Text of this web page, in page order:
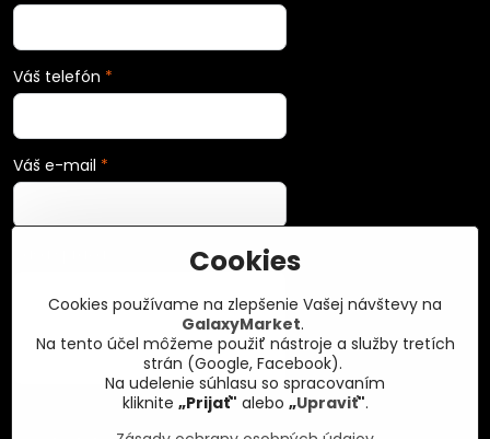
Váš telefón *
Váš e-mail *
Cookies
Cookies používame na zlepšenie Vašej návštevy na
GalaxyMarket.
Na tento účel môžeme použiť nástroje a služby tretích
strán (Google, Facebook).
Na udelenie súhlasu so spracovaním
kliknite „Prijať" alebo „Upraviť".